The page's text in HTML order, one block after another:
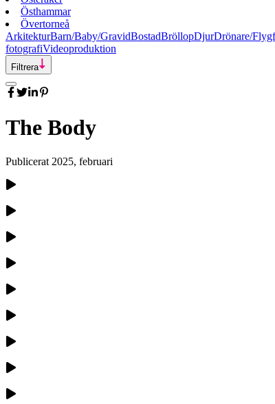
Östhammar
Övertorneå
ArkitekturBarn/Baby/GravidBostadBröllopDjurDrönare/
fotografiVideoproduktion
Filtrera
The Body
Publicerat 2025, februari